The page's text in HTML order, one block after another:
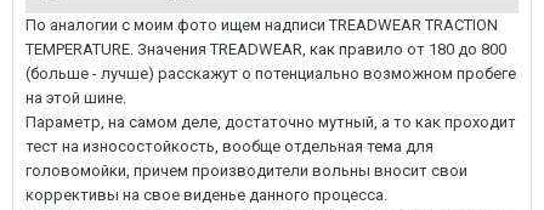
По аналогии с моим фото ищем надписи TREADWEAR TRACTION
TEMPERATURE. Значения TREADWEAR, как правило от 180 до 800
(больше - лучше) расскажут о потенциально возможном пробеге
на этой шине.
Параметр, на самом деле, достаточно мутный, а то как проходит
тест на износостойкость, вообще отдельная тема для
головомойки, причем производители вольны вносит свои
коррективы на свое виденье данного процесса.